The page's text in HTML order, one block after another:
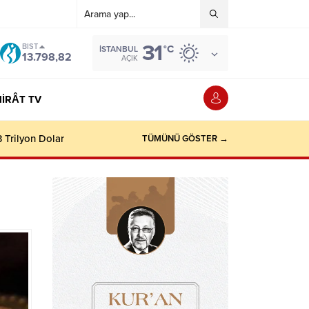
BIST
13.798,82
İSTANBUL
AÇIK 31°C
TV
TÜMÜNÜ GÖSTER →